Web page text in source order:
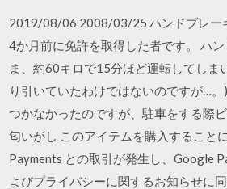
2019/08/06 2008/03/25 ハンドブレー
4か月前に免許を取得した者です。 ハ
ま、約60キロで15分ほど運転してしま
り引いていたわけではないのですが…
つかなかったのですが、駐車をする際
匂いがし このアイテムを購入すること
Payments との取引が発生し、Google
よびプライバシーに関するお知らせに